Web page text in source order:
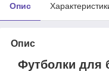
Опис
Опис
Футболки для